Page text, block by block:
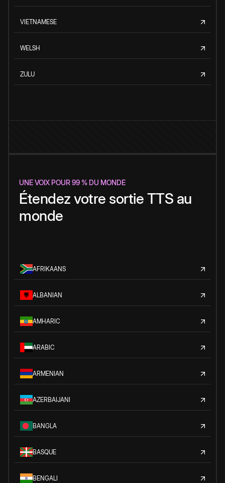
VIETNAMESE
WELSH
ZULU
UNE VOIX POUR 99 % DU MONDE
Étendez votre sortie TTS au
monde
AFRIKAANS
ALBANIAN
AMHARIC
ARABIC
ARMENIAN
AZERBAIJANI
BANGLA
BASQUE
BENGALI